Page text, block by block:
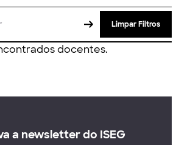
Limpar Filtros
docentes.
a newsletter do ISEG